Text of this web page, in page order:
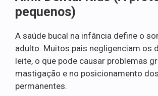
pequenos)
A saúde bucal na infância define o
adulto. Muitos pais negligenciam os
leite, o que pode causar problemas
mastigação e no posicionamento
permanentes.